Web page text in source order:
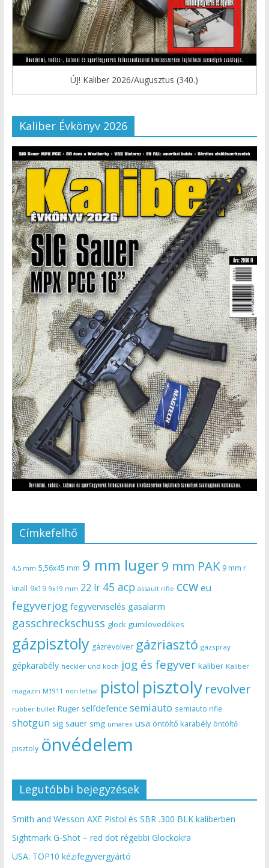
ÚJ! Kaliber 2026/Augusztus (340.)
Kaliber Évkönyv 2026
Címkefelhő
4,5 mm 5,56x45 mm 9 mm luger9 mm PAK 9 mm r
knall 9x19 9x19 mm 22 lr 45 acp assault rifle ccw eu
fegyverjog fegyverviselés gasalarm
gasschreckschuss glock gumilövedékes
gázpisztoly gázrevolver gázriasztó gázspray
gépkarabély heckler und koch jog és fegyver kaliber Kaliber
magazin M1911 non lethal pistol pisztoly revolver
rubber bullet Ruger selfdefence semiauto semiauto rifle
shotgun sig sauer smg umarex usa öntöltő karabély öntöltő
pisztoly önvédelem
Legutóbbi bejegyzések
Smith and Wesson AXE Pistol és SBR .300 BLK kaliberben
Sightmark G-Shot – red dot régebbi Glockokra
USA: TOP10 kézifegyvergyártó